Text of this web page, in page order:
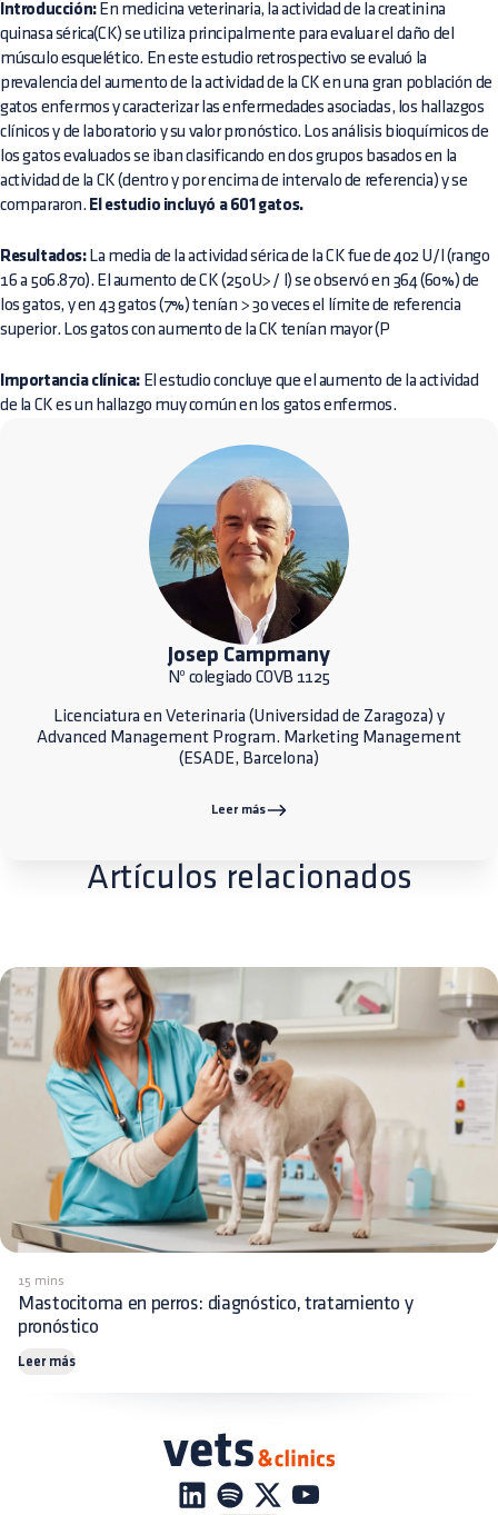
Introducción:En medicina veterinaria, la actividad de la creatinina
quinasa sérica(CK) se utiliza principalmente para evaluar el daño del
músculo esquelético. En este estudio retrospectivo se evaluó la
prevalencia del aumento de la actividad de la CK en una gran población de
gatos enfermos y caracterizar las enfermedades asociadas, los hallazgos
clínicos y de laboratorio y su valor pronóstico. Los análisis bioquímicos de
los gatos evaluados se iban clasificando en dos grupos basados en la
actividad de la CK (dentro y por encima de intervalo de referencia) y se
compararon. El estudio incluyó a 601 gatos.
Resultados:La media de la actividad sérica de la CK fue de 402 U/l (rango
16 a 506.870). El aumento de CK (250U> / l) se observó en 364 (60%) de
los gatos, y en 43 gatos (7%) tenían > 30 veces el límite de referencia
superior. Los gatos con aumento de la CK tenían mayor (P
Importancia clínica: El estudio concluye que el aumento de la actividad
de la CK es un hallazgo muy común en los gatos enfermos.
Josep Campmany
Nº colegiado COVB 1125
Licenciatura en Veterinaria (Universidad de Zaragoza) y
Advanced Management Program. Marketing Management
(ESADE, Barcelona)
Leer más
Artículos relacionados
15 mins
Mastocitoma en perros: diagnóstico, tratamiento y
pronóstico
Leer más